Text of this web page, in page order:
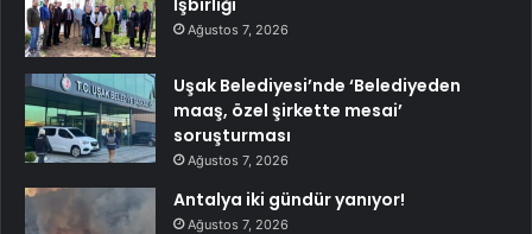
Ağustos 7, 2026
Uşak Belediyesi’nde ‘Belediyeden
maaş, özel şirkette mesai’
soruşturması
Ağustos 7, 2026
Antalya iki gündür yanıyor!
Ağustos 7, 2026